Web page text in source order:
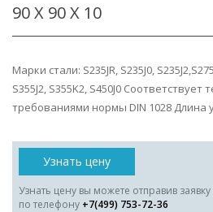
90 Х 90 Х 10
Марки стали: S235JR, S235J0,
S355J2, S355K2, S450J0 Соответствует
требованиями нормы DIN 1028 Длина
Узнать цену
Узнать цену вы можете отправив
по телефону +7(499) 753-72-36